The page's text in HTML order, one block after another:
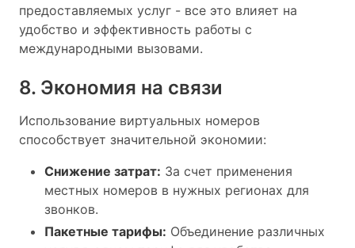
предоставляемых услуг - все это влияет на
удобство и эффективность работы с
международными вызовами.
8. Экономия на связи
Использование виртуальных номеров
способствует значительной экономии:
Снижение затрат: За счет применения
местных номеров в нужных регионах для
звонков.
Пакетные тарифы: Объединение различных